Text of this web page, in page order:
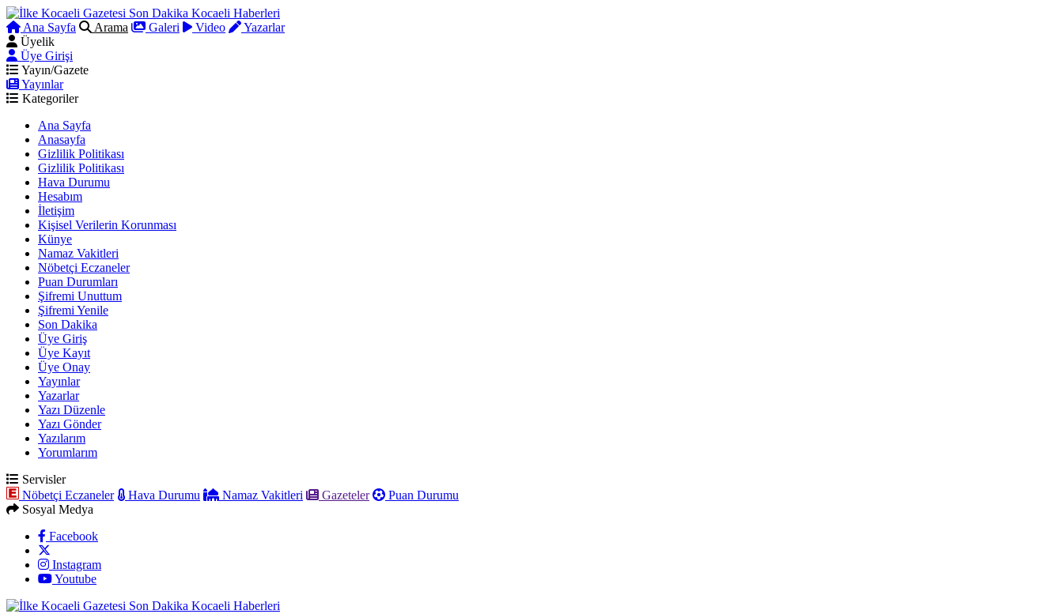
Ana Sayfa Arama Galeri Video
Yazarlar
Üyelik
Üye Girişi
Yayın/Gazete
Yayınlar
Kategoriler
Ana Sayfa
Anasayfa
Gizlilik Politikası
Gizlilik Politikası
Hava Durumu
Hesabım
İletişim
Kişisel Verilerin Korunması
Künye
Namaz Vakitleri
Nöbetçi Eczaneler
Puan Durumları
Şifremi Unuttum
Şifremi Yenile
Son Dakika
Üye Giriş
Üye Kayıt
Üye Onay
Yayınlar
Yazarlar
Yazı Düzenle
Yazı Gönder
Yazılarım
Yorumlarım
Servisler
Nöbetçi Eczaneler
Hava Durumu Namaz Vakitleri Gazeteler
Puan Durumu
Sosyal Medya
Facebook
Instagram
Youtube